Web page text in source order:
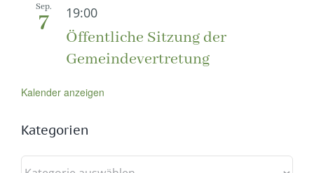
Sep.
7 19:00
Öffentliche Sitzung der
Gemeindevertretung
Kalender anzeigen
Kategorien
Kategorien